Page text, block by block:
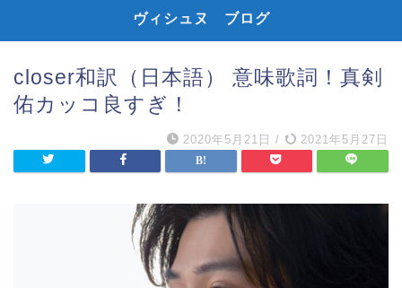
ヴィシュヌ ブログ
closer和訳（日本語） 意味歌詞！真剣
佑カッコ良すぎ！
2020年5月21日 / 2021年5月27日